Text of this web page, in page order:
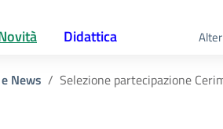
Didattica
News Selezione partecipazione